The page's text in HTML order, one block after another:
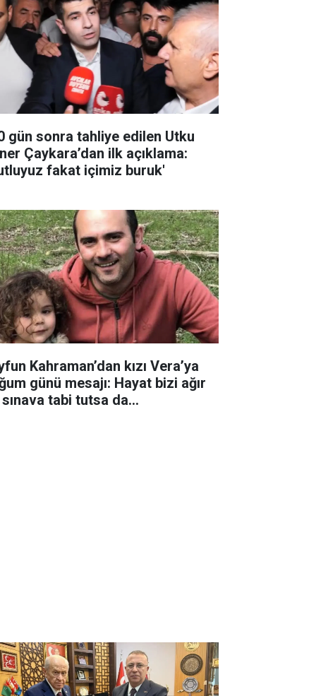
gün sonra tahliye edilen Utku
Çaykara’dan ilk açıklama:
fakat içimiz buruk'
Kahraman’dan kızı Vera’ya
günü mesajı: Hayat bizi ağır
tabi tutsa da...